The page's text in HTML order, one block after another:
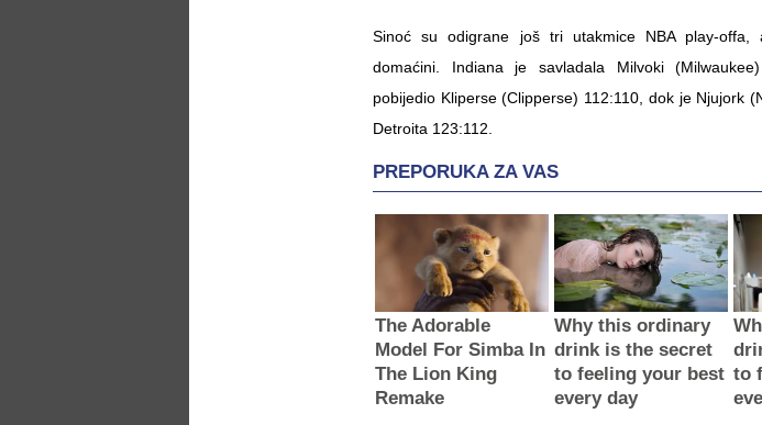
Sinoć su odigrane još tri utakmice NBA play-
domaćini. Indiana je savladala Milvoki
pobijedio Kliperse (Clipperse) 112:110, dok je Njujork
Detroita 123:112.